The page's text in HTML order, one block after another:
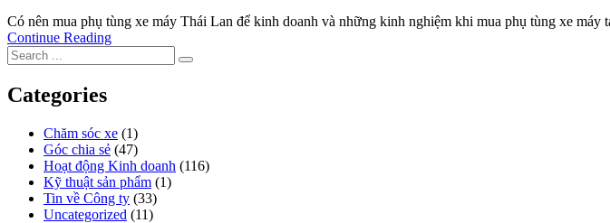
Có nên mua phụ tùng xe máy Thái Lan để kinh doanh và những kinh nghiệm khi mua phụ tùng xe máy
Continue Reading
Categories
Chăm sóc xe (1)
Góc chia sẻ (47)
Hoạt động Kinh doanh (116)
Kỹ thuật sản phẩm (1)
Tin về Công ty (33)
Uncategorized (11)